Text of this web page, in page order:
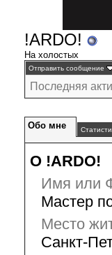
!ARDO!
На холостых
Отправить сообщение
Последняя
Обо мне
О !ARDO!
Имя или
Мастер
Место
Санкт-